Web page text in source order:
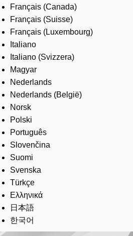
Français (Canada)
Français (Suisse)
Français (Luxembourg)
Italiano
Italiano (Svizzera)
Magyar
Nederlands
Nederlands (België)
Norsk
Polski
Português
Slovenčina
Suomi
Svenska
Türkçe
Ελληνικά
日本語
한국어